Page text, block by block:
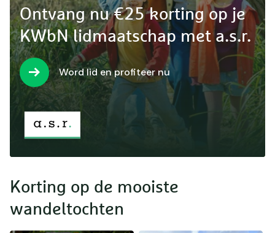
Ontvang nu €25 korting op je
KWbN lidmaatschap met a.s.r.
Word lid en profiteer nu
Korting op de mooiste
wandeltochten